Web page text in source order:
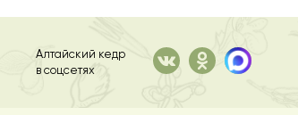
Алтайский кедр
в соцсетях